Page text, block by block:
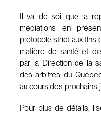
Il va de soi que la
médiations en
protocole strict aux fins
matière de santé et
par la Direction de la
des arbitres du
au cours des prochains
Pour plus de détails,